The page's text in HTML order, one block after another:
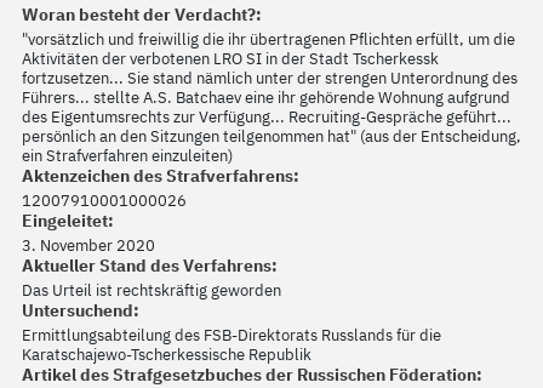
Woran besteht der Verdacht?:
"vorsätzlich und freiwillig die ihr übertragenen Pflichten erfüllt, um die
Aktivitäten der verbotenen LRO SI in der Stadt Tscherkessk
fortzusetzen... Sie stand nämlich unter der strengen Unterordnung des
Führers... stellte A.S. Batchaev eine ihr gehörende Wohnung aufgrund
des Eigentumsrechts zur Verfügung... Recruiting-Gespräche geführt...
persönlich an den Sitzungen teilgenommen hat" (aus der Entscheidung,
ein Strafverfahren einzuleiten)
Aktenzeichen des Strafverfahrens:
12007910001000026
Eingeleitet:
3. November 2020
Aktueller Stand des Verfahrens:
Das Urteil ist rechtskräftig geworden
Untersuchend:
Ermittlungsabteilung des FSB-Direktorats Russlands für die
Karatschajewo-Tscherkessische Republik
Artikel des Strafgesetzbuches der Russischen Föderation: